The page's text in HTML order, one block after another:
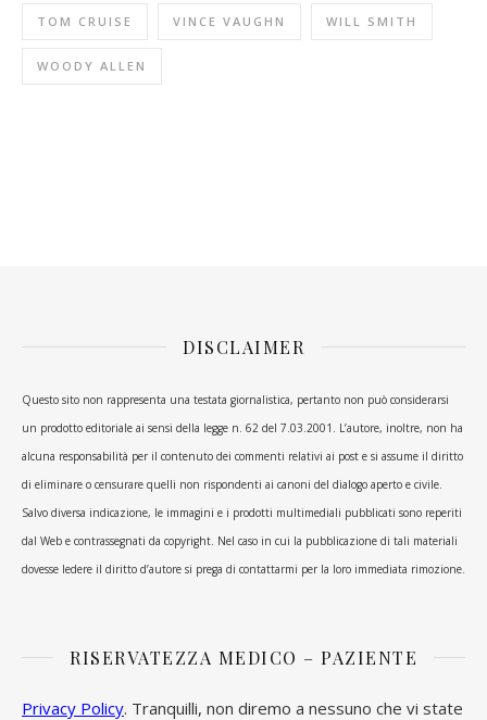
TOM CRUISE VINCE VAUGHN WILL SMITH
WOODY ALLEN
DISCLAIMER
Questo sito non rappresenta una testata giornalistica, pertanto non può considerarsi
un prodotto editoriale ai sensi della legge n. 62 del 7.03.2001. L’autore, inoltre, non ha
alcuna responsabilità per il contenuto dei commenti relativi ai post e si assume il diritto
di eliminare o censurare quelli non rispondenti ai canoni del dialogo aperto e civile.
Salvo diversa indicazione, le immagini e i prodotti multimediali pubblicati sono reperiti
dal Web e contrassegnati da copyright. Nel caso in cui la pubblicazione di tali materiali
dovesse ledere il diritto d’autore si prega di contattarmi per la loro immediata rimozione.
RISERVATEZZA MEDICO – PAZIENTE
Privacy Policy. Tranquilli, non diremo a nessuno che vi state